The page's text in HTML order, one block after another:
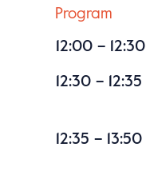
Program
12:00 – 12:30
12:30 – 12:35
12:35 – 13:50